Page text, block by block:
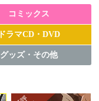
コミックス
ドラマCD・DVD
グッズ・その他